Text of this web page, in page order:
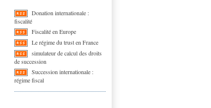
Donation internationale :
fiscalité
Fiscalité en Europe
Le régime du trust en France
simulateur de calcul des droits
de succession
Succession internationale :
régime fiscal